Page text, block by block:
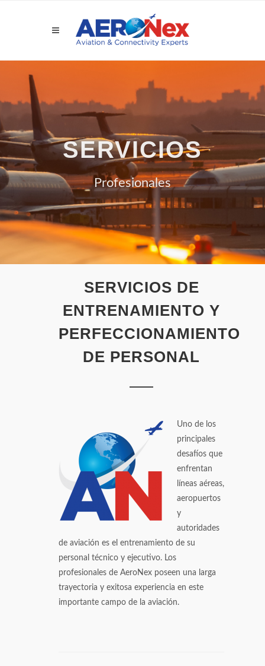
SERVICIOS
Profesionales
SERVICIOS DE
ENTRENAMIENTO Y
PERFECCIONAMIENTO
DE PERSONAL
Uno de los
principales
desafíos que
enfrentan
líneas aéreas,
aeropuertos
y
autoridades
de aviación es el entrenamiento de su
personal técnico y ejecutivo. Los
profesionales de AeroNex poseen una larga
trayectoria y exitosa experiencia en este
importante campo de la aviación.